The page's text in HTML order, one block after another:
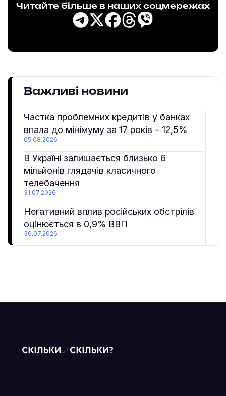
Читайте більше в наших соцмережах
Важливі новини
Частка проблемних кредитів у банках
впала до мінімуму за 17 років – 12,5%
05.08.2026
В Україні залишається близько 6
мільйонів глядачів класичного
телебачення
31.07.2026
Негативний вплив російських обстрілів
оцінюється в 0,9% ВВП
30.07.2026